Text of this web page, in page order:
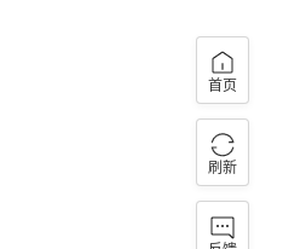
首页
刷新